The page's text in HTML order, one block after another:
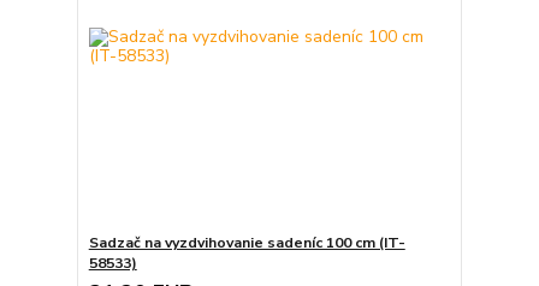
Sadzač na vyzdvihovanie sadeníc 100 cm (IT-
58533)